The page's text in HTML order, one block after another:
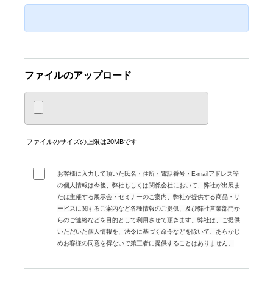
ファイルのアップロード
ファイルのサイズの上限は20MBです
お客様に入力して頂いた氏名・住所・電話番号・E-mailアドレス等
の個人情報は今後、弊社もしくは関係会社において、弊社が出展ま
たは主催する展示会・セミナーのご案内、弊社が提供する商品・サ
ービスに関するご案内など各種情報のご提供、及び弊社営業部門か
らのご連絡などを目的として利用させて頂きます。弊社は、ご提供
いただいた個人情報を、法令に基づく命令などを除いて、あらかじ
めお客様の同意を得ないで第三者に提供することはありません。